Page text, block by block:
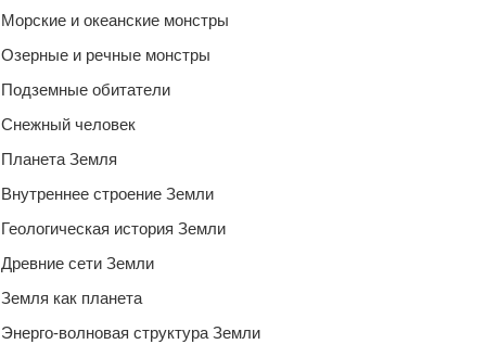
Морские и океанские монстры
Озерные и речные монстры
Подземные обитатели
Снежный человек
Планета Земля
Внутреннее строение Земли
Геологическая история Земли
Древние сети Земли
Земля как планета
Энерго-волновая структура Земли